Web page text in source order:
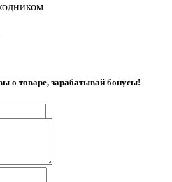
о товаре, зарабатывай бонусы!